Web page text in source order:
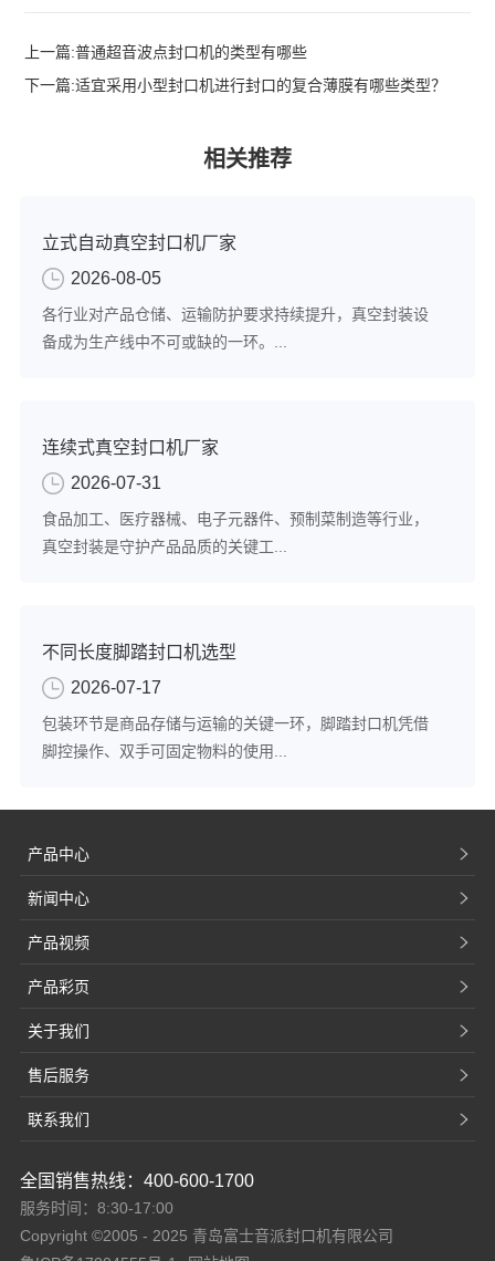
上一篇:普通超音波点封口机的类型有哪些
下一篇:适宜采用小型封口机进行封口的复合薄膜有哪些类型？
相关推荐
立式自动真空封口机厂家
2026-08-05
各行业对产品仓储、运输防护要求持续提升，真空封装设
备成为生产线中不可或缺的一环。...
连续式真空封口机厂家
2026-07-31
食品加工、医疗器械、电子元器件、预制菜制造等行业，
真空封装是守护产品品质的关键工...
不同长度脚踏封口机选型
2026-07-17
包装环节是商品存储与运输的关键一环，脚踏封口机凭借
脚控操作、双手可固定物料的使用...
产品中心
新闻中心
产品视频
产品彩页
关于我们
售后服务
联系我们
全国销售热线：400-600-1700
服务时间：8:30-17:00
Copyright ©2005 - 2025 青岛富士音派封口机有限公司